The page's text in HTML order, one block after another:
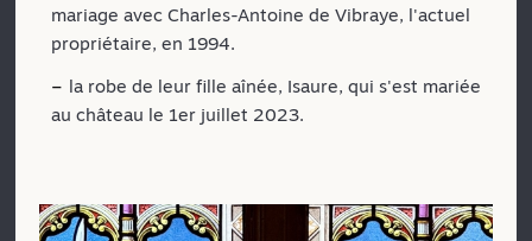
mariage avec Charles-Antoine de Vibraye, l'actuel
propriétaire, en 1994.
la robe de leur fille aînée, Isaure, qui s'est mariée
au château le 1er juillet 2023.